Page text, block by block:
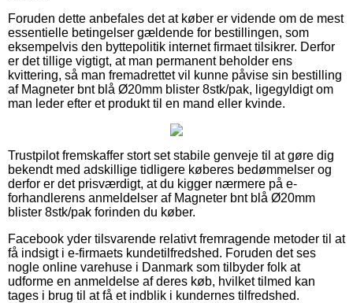
Foruden dette anbefales det at køber er vidende om de mest
essentielle betingelser gældende for bestillingen, som
eksempelvis den byttepolitik internet firmaet tilsikrer. Derfor
er det tillige vigtigt, at man permanent beholder ens
kvittering, så man fremadrettet vil kunne påvise sin bestilling
af Magneter bnt blå Ø20mm blister 8stk/pak, ligegyldigt om
man leder efter et produkt til en mand eller kvinde.
Trustpilot fremskaffer stort set stabile genveje til at gøre dig
bekendt med adskillige tidligere køberes bedømmelser og
derfor er det prisværdigt, at du kigger nærmere på e-
forhandlerens anmeldelser af Magneter bnt blå Ø20mm
blister 8stk/pak forinden du køber.
Facebook yder tilsvarende relativt fremragende metoder til at
få indsigt i e-firmaets kundetilfredshed. Foruden det ses
nogle online varehuse i Danmark som tilbyder folk at
udforme en anmeldelse af deres køb, hvilket tilmed kan
tages i brug til at få et indblik i kundernes tilfredshed.